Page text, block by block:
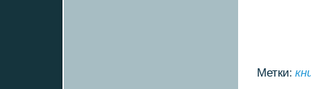
Метки: